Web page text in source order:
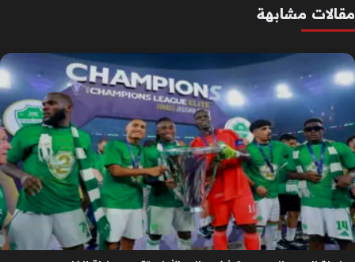
مقالات مشابهة